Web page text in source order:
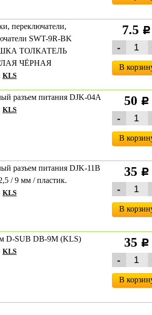
переключатели,
SWT-9R-BK
ТОЛКАТЕЛЬ
ЧЁРНАЯ
KLS
7.5 c
В
разъем питания DJK-04A
KLS
50 c
В
разъем питания DJK-11B
/ 9 мм / пластик.
KLS
35 c
В
D-SUB DB-9M (KLS)
KLS
35 c
В